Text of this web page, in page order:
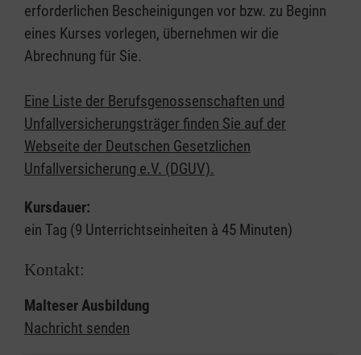
erforderlichen Bescheinigungen vor bzw. zu Beginn
eines Kurses vorlegen, übernehmen wir die
Abrechnung für Sie.
Eine Liste der Berufsgenossenschaften und
Unfallversicherungsträger finden Sie auf der
Webseite der Deutschen Gesetzlichen
Unfallversicherung e.V. (DGUV).
Kursdauer:
ein Tag (9 Unterrichtseinheiten à 45 Minuten)
Kontakt:
Malteser Ausbildung
Nachricht senden